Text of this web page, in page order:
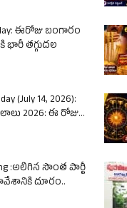
ఈరోజు బంగారం
భారీ తగ్గుదల
(July 14, 2026):
2026: ఈ రోజు...
:అలిగిన సొంత పార్టీ
దూరం..